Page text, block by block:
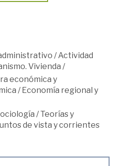
/Actividad
Vivienda /
económica y
/Economía regional y
/Teorías y
de vista y corrientes